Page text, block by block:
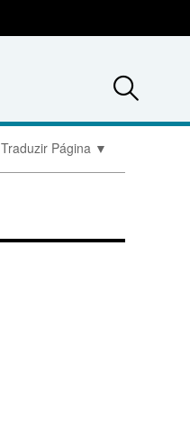
Traduzir Página ▼